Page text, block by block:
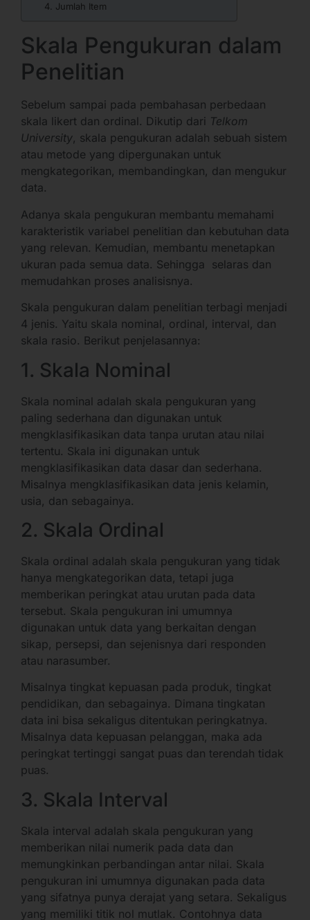
4. Jumlah Item
Skala Pengukuran dalam
Penelitian
Sebelum sampai pada pembahasan perbedaan
skala likert dan ordinal. Dikutip dari Telkom
University, skala pengukuran adalah sebuah sistem
atau metode yang dipergunakan untuk
mengkategorikan, membandingkan, dan mengukur
data.
Adanya skala pengukuran membantu memahami
karakteristik variabel penelitian dan kebutuhan data
yang relevan. Kemudian, membantu menetapkan
ukuran pada semua data. Sehingga selaras dan
memudahkan proses analisisnya.
Skala pengukuran dalam penelitian terbagi menjadi
4 jenis. Yaitu skala nominal, ordinal, interval, dan
skala rasio. Berikut penjelasannya:
1. Skala Nominal
Skala nominal adalah skala pengukuran yang
paling sederhana dan digunakan untuk
mengklasifikasikan data tanpa urutan atau nilai
tertentu. Skala ini digunakan untuk
mengklasifikasikan data dasar dan sederhana.
Misalnya mengklasifikasikan data jenis kelamin,
usia, dan sebagainya.
2. Skala Ordinal
Skala ordinal adalah skala pengukuran yang tidak
hanya mengkategorikan data, tetapi juga
memberikan peringkat atau urutan pada data
tersebut. Skala pengukuran ini umumnya
digunakan untuk data yang berkaitan dengan
sikap, persepsi, dan sejenisnya dari responden
atau narasumber.
Misalnya tingkat kepuasan pada produk, tingkat
pendidikan, dan sebagainya. Dimana tingkatan
data ini bisa sekaligus ditentukan peringkatnya.
Misalnya data kepuasan pelanggan, maka ada
peringkat tertinggi sangat puas dan terendah tidak
puas.
3. Skala Interval
Skala interval adalah skala pengukuran yang
memberikan nilai numerik pada data dan
memungkinkan perbandingan antar nilai. Skala
pengukuran ini umumnya digunakan pada data
yang sifatnya punya derajat yang setara. Sekaligus
yang memiliki titik nol mutlak. Contohnya data